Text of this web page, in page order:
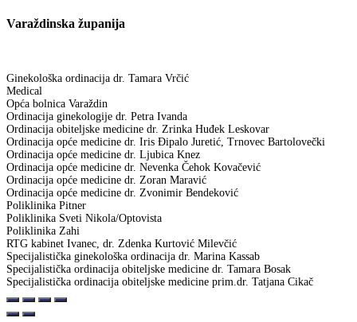
Varaždinska županija
Ginekološka ordinacija dr. Tamara Vrčić
Medical
Opća bolnica Varaždin
Ordinacija ginekologije dr. Petra Ivanda
Ordinacija obiteljske medicine dr. Zrinka Huđek Leskovar
Ordinacija opće medicine dr. Iris Đipalo Juretić, Trnovec Bartolovečki
Ordinacija opće medicine dr. Ljubica Knez
Ordinacija opće medicine dr. Nevenka Čehok Kovačević
Ordinacija opće medicine dr. Zoran Maravić
Ordinacija opće medicine dr. Zvonimir Bendeković
Poliklinika Pitner
Poliklinika Sveti Nikola/Optovista
Poliklinika Zahi
RTG kabinet Ivanec, dr. Zdenka Kurtović Milevčić
Specijalistička ginekološka ordinacija dr. Marina Kassab
Specijalistička ordinacija obiteljske medicine dr. Tamara Bosak
Specijalistička ordinacija obiteljske medicine prim.dr. Tatjana Cikač